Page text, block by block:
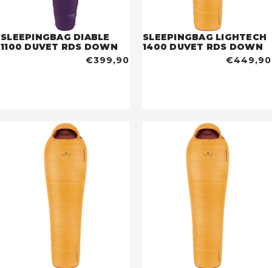
SLEEPINGBAG DIABLE
1100 DUVET RDS DOWN
€399,90
SLEEPINGBAG LIGHTECH
1400 DUVET RDS DOWN
€449,90